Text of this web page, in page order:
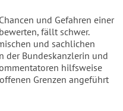
und Gefahren einer
fällt schwer.
und sachlichen
der Bundeskanzlerin und
hilfsweise
Grenzen angeführt